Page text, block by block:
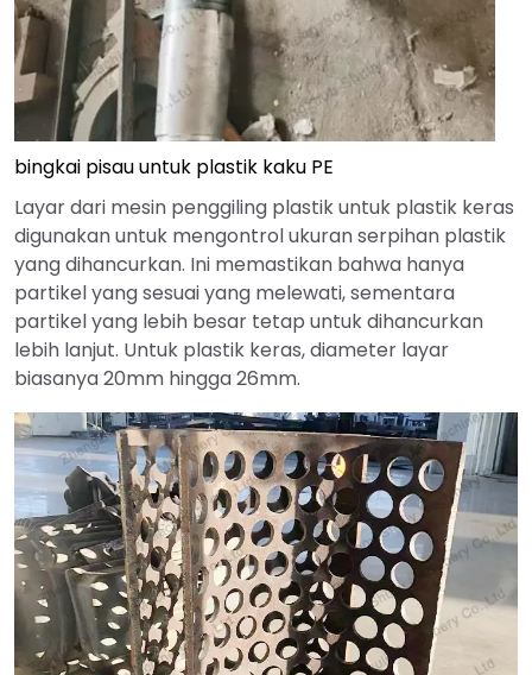
bingkai pisau untuk plastik kaku PE
Layar dari mesin penggiling plastik untuk plastik keras
digunakan untuk mengontrol ukuran serpihan plastik
yang dihancurkan. Ini memastikan bahwa hanya
partikel yang sesuai yang melewati, sementara
partikel yang lebih besar tetap untuk dihancurkan
lebih lanjut. Untuk plastik keras, diameter layar
biasanya 20mm hingga 26mm.